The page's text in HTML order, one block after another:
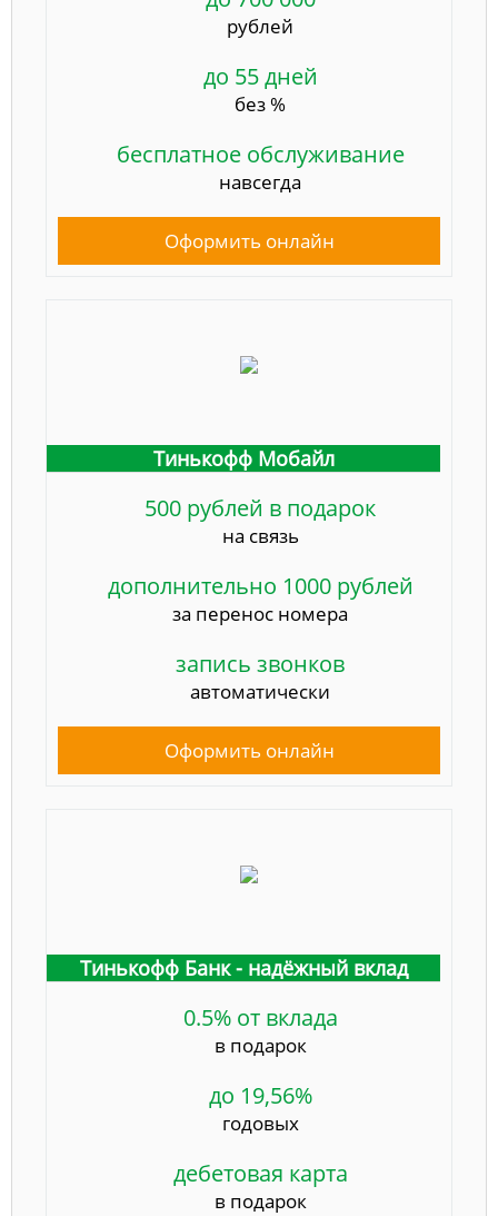
рублей
до 55 дней
без %
бесплатное обслуживание
навсегда
Оформить онлайн
Тинькофф Мобайл
500 рублей в подарок
на связь
дополнительно 1000 рублей
за перенос номера
запись звонков
автоматически
Оформить онлайн
Тинькофф Банк - надёжный вклад
0.5% от вклада
в подарок
до 19,56%
годовых
дебетовая карта
в подарок